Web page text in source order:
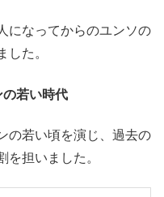
になってからのユンソの
した。
の若い時代
の若い頃を演じ、過去の
を担いました。